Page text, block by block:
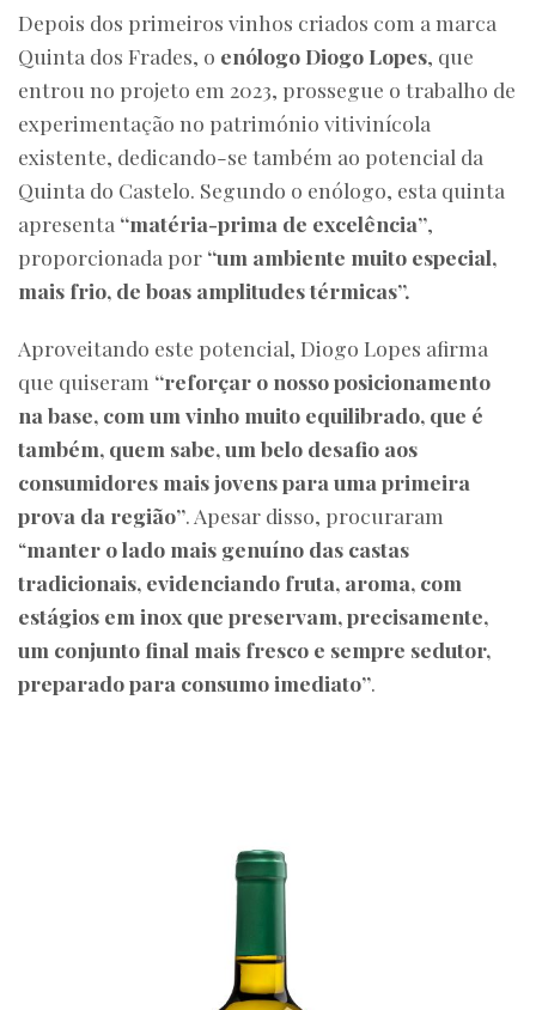
Depois dos primeiros vinhos criados com a marca
Quinta dos Frades, o enólogo Diogo Lopes, que
entrou no projeto em 2023, prossegue o trabalho de
experimentação no património vitivinícola
existente, dedicando-se também ao potencial da
Quinta do Castelo. Segundo o enólogo, esta quinta
apresenta “matéria-prima de excelência”,
proporcionada por “um ambiente muito especial,
mais frio, de boas amplitudes térmicas”.
Aproveitando este potencial, Diogo Lopes afirma
que quiseram “reforçar o nosso posicionamento
na base, com um vinho muito equilibrado, que é
também, quem sabe, um belo desafio aos
consumidores mais jovens para uma primeira
prova da região”. Apesar disso, procuraram
“manter o lado mais genuíno das castas
tradicionais, evidenciando fruta, aroma, com
estágios em inox que preservam, precisamente,
um conjunto final mais fresco e sempre sedutor,
preparado para consumo imediato”.